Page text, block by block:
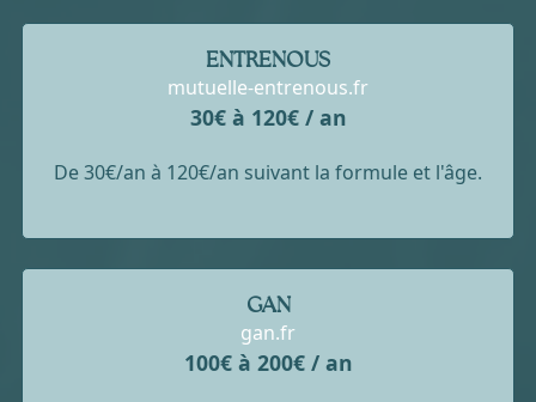
ENTRENOUS
mutuelle-entrenous.fr
30€ à 120€ / an
De 30€/an à 120€/an suivant la formule et l'âge.
GAN
gan.fr
100€ à 200€ / an